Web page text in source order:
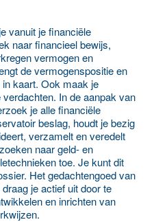
vanuit je financiële
naar financieel bewijs,
vermogen en
de vermogenspositie en
kaart. Ook maak je
In de aanpak van
je alle financiële
beslag, houdt je bezig
verzamelt en veredelt
naar geld- en
toe. Je kunt dit
Het gedachtengoed van
je actief uit door te
en inrichten van